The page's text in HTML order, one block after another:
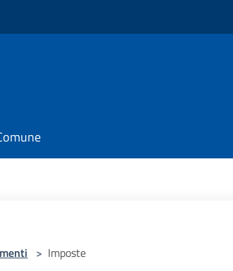
> Imposte